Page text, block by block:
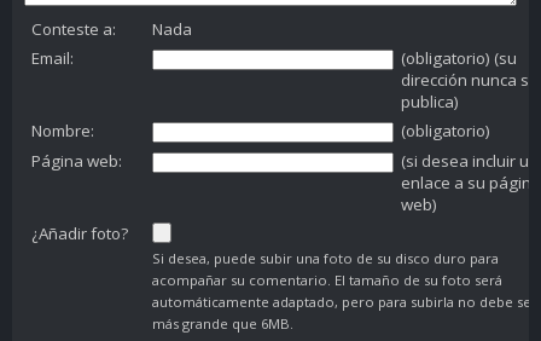
Conteste a:
Nada
Email:
(obligatorio) (su
dirección nunca se
publica)
Nombre:
(obligatorio)
Página web:
(si desea incluir un
enlace a su página
web)
¿Añadir foto?
Si desea, puede subir una foto de su disco duro para
acompañar su comentario. El tamaño de su foto será
automáticamente adaptado, pero para subirla no debe ser
más grande que 6MB.